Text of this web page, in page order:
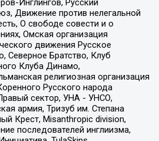
Инглингов, Русский
Движение против нелегальной
О свободе совести и о
Омская организация
движения Русское
Северное Братство, Клуб
Клуба Динамо,
религиозная организация
Русского народа
сектор, УНА - УНСО,
армия, Тризуб им. Степана
Крест, Misanthropic division,
последователей инглиизма,